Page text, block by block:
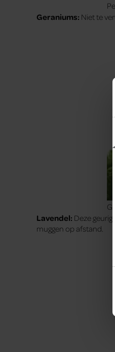
Geraniums: Niet te
Lavendel: Deze
muggen op afstand.